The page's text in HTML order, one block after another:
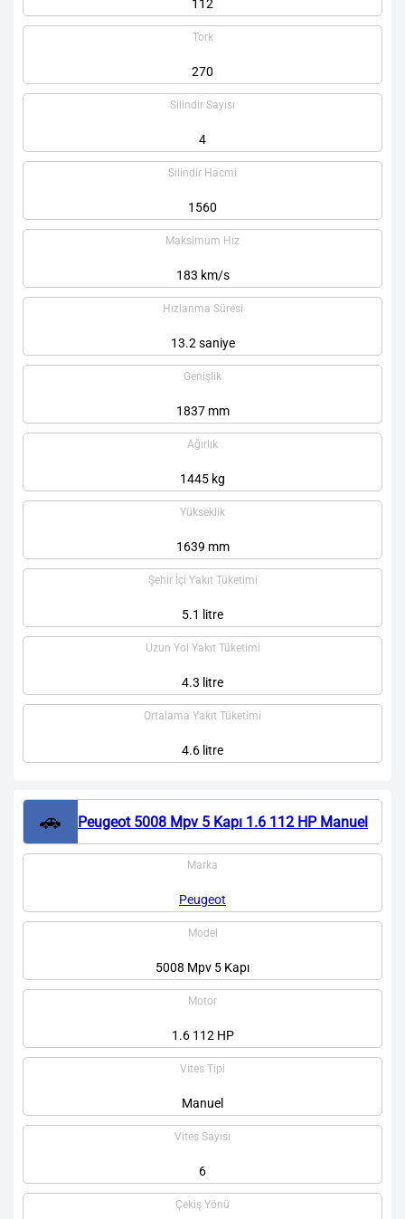
112
Tork
270
Silindir Sayısı
4
Silindir Hacmi
1560
Maksimum Hız
183 km/s
Hızlanma Süresi
13.2 saniye
Genişlik
1837 mm
Ağırlık
1445 kg
Yükseklik
1639 mm
Şehir İçi Yakıt Tüketimi
5.1 litre
Uzun Yol Yakıt Tüketimi
4.3 litre
Ortalama Yakıt Tüketimi
4.6 litre
🚗 Peugeot 5008 Mpv 5 Kapı 1.6 112 HP Manuel
Marka
Peugeot
Model
5008 Mpv 5 Kapı
Motor
1.6 112 HP
Vites Tipi
Manuel
Vites Sayısı
6
Çekiş Yönü